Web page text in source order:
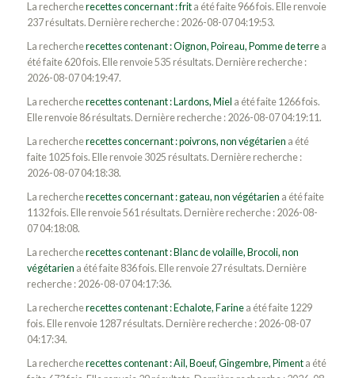
La rechercherecettes concernant : frita été faite 966 fois. Elle renvoie
237 résultats. Dernière recherche : 2026-08-07 04:19:53.
La rechercherecettes contenant : Oignon, Poireau, Pomme de terrea
été faite 620 fois. Elle renvoie 535 résultats. Dernière recherche :
2026-08-07 04:19:47.
La rechercherecettes contenant : Lardons, Miel a été faite 1266 fois.
Elle renvoie 86 résultats. Dernière recherche : 2026-08-07 04:19:11.
La rechercherecettes concernant : poivrons, non végétarien a été
faite 1025 fois. Elle renvoie 3025 résultats. Dernière recherche :
2026-08-07 04:18:38.
La rechercherecettes concernant : gateau, non végétarien a été faite
1132 fois. Elle renvoie 561 résultats. Dernière recherche : 2026-08-
07 04:18:08.
La rechercherecettes contenant : Blanc de volaille, Brocoli, non
végétarien a été faite 836 fois. Elle renvoie 27 résultats. Dernière
recherche : 2026-08-07 04:17:36.
La rechercherecettes contenant : Echalote, Farinea été faite 1229
fois. Elle renvoie 1287 résultats. Dernière recherche : 2026-08-07
04:17:34.
La rechercherecettes contenant : Ail, Boeuf, Gingembre, Pimenta été